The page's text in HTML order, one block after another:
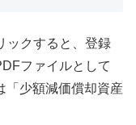
ックすると、登録
ファイルとして
「少額減価償却資産